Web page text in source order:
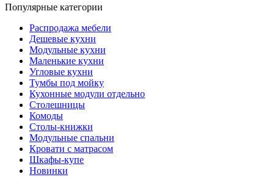
Популярные категории
Распродажа мебели
Дешевые кухни
Модульные кухни
Маленькие кухни
Угловые кухни
Тумбы под мойку
Кухонные модули отдельно
Столешницы
Комоды
Столы-книжки
Модульные спальни
Кровати с матрасом
Шкафы-купе
Новинки